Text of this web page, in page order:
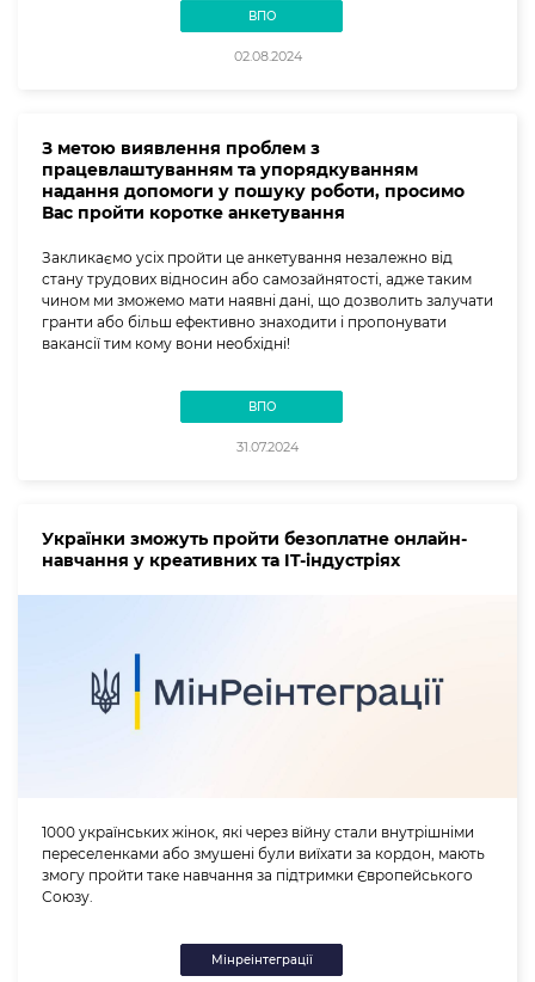
ВПО
02.08.2024
З метою виявлення проблем з
працевлаштуванням та упорядкуванням
надання допомоги у пошуку роботи, просимо
Вас пройти коротке анкетування
Закликаємо усіх пройти це анкетування незалежно від
стану трудових відносин або самозайнятості, адже таким
чином ми зможемо мати наявні дані, що дозволить залучати
гранти або більш ефективно знаходити і пропонувати
вакансії тим кому вони необхідні!
ВПО
31.07.2024
Українки зможуть пройти безоплатне онлайн-
навчання у креативних та IT-індустріях
1000 українських жінок, які через війну стали внутрішніми
переселенками або змушені були виїхати за кордон, мають
змогу пройти таке навчання за підтримки Європейського
Союзу.
Мінреінтеграції